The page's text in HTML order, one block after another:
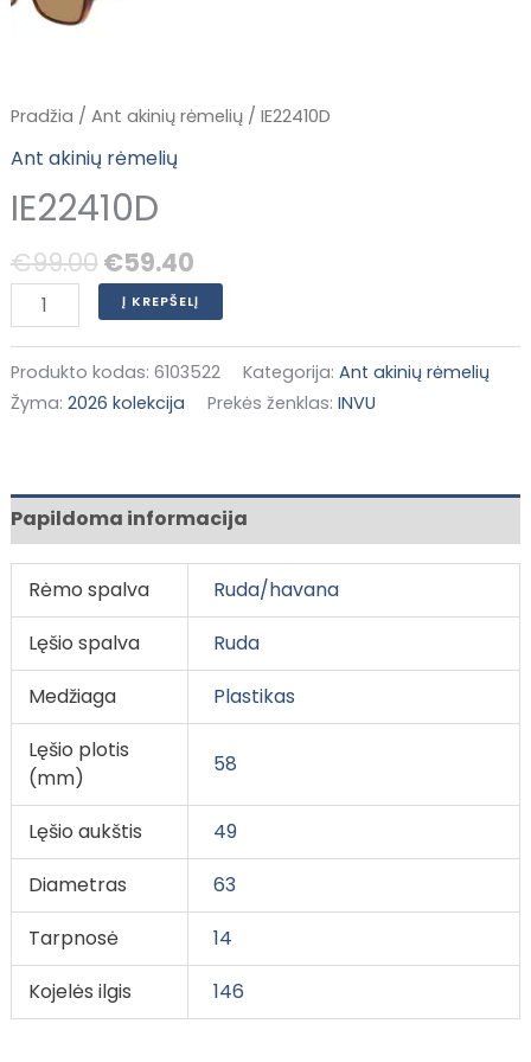
Pradžia / Ant akinių rėmelių/ IE22410D
Ant akinių rėmelių
IE22410D
€99.00 €59.40
Į KREPŠELĮ
Produkto kodas: 6103522 Kategorija: Ant akinių rėmelių
Žyma: 2026 kolekcija Prekės ženklas: INVU
Papildoma informacija
Rėmo spalva
Ruda/havana
Lęšio spalva
Ruda
Medžiaga
Plastikas
Lęšio plotis
(mm)
58
Lęšio aukštis
49
Diametras
63
Tarpnosė
14
Kojelės ilgis
146